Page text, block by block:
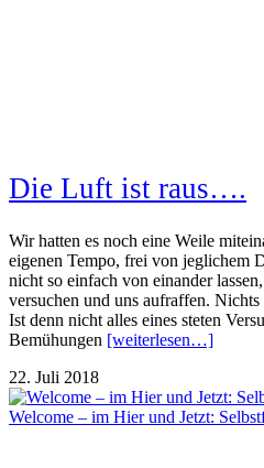
Die Luft ist raus….
Wir hatten es noch eine Weile
eigenen Tempo, frei von jeglichem
nicht so einfach von einander
versuchen und uns aufraffen.
Ist denn nicht alles eines steten
Bemühungen [weiterlesen…]
22. Juli 2018
Welcome – im Hier und Jetzt: